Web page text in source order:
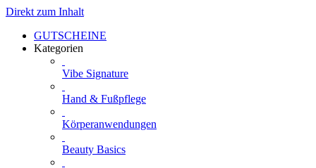
Direkt zum Inhalt
GUTSCHEINE
Kategorien
Vibe Signature
Hand & Fußpflege
Körperanwendungen
Beauty Basics